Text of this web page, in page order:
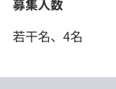
募集人数
若干名、4名